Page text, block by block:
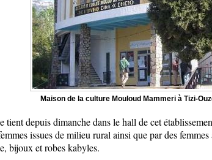
Maison de la culture Mouloud Mammeri à Tizi-
tient depuis dimanche dans le hall de cet
issues de milieu rural ainsi que par des
bijoux et robes kabyles.